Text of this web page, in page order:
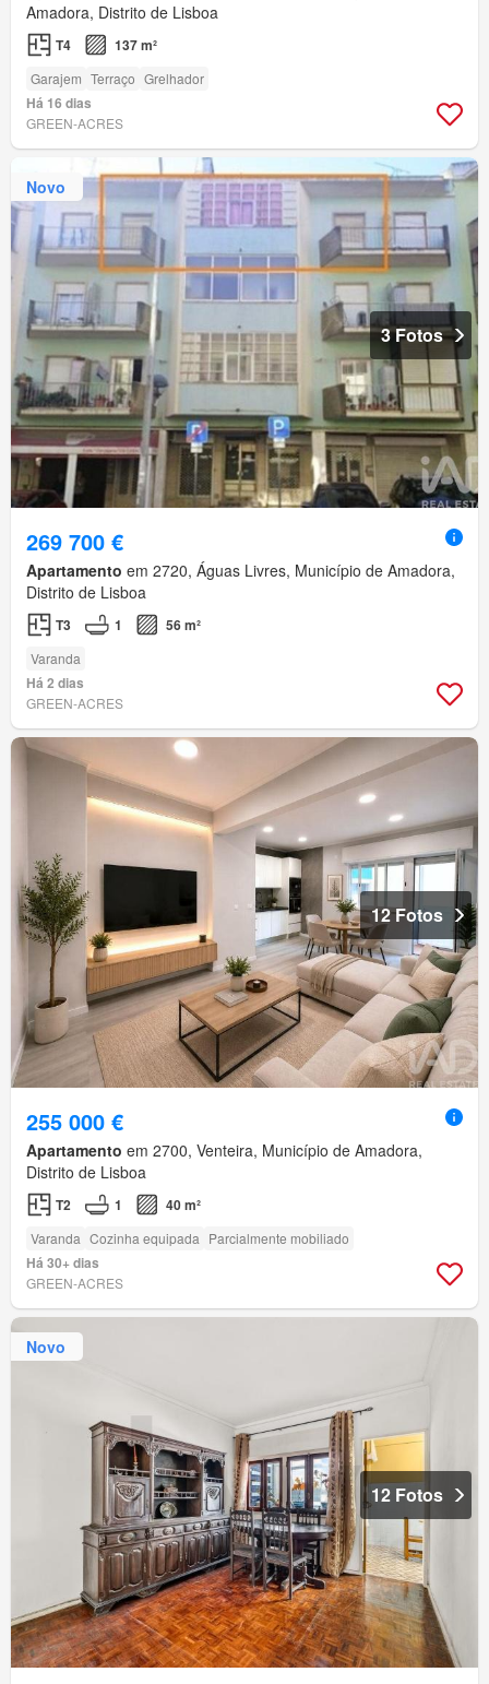
Amadora, Distrito de Lisboa
T4 137 m²
Garajem Terraço Grelhador
Há 16 dias
GREEN-ACRES
Novo
3 Fotos
269 700 €
Apartamento em 2720, Águas Livres, Município de Amadora,
Distrito de Lisboa
T3 1 56 m²
Varanda
Há 2 dias
GREEN-ACRES
12 Fotos
255 000 €
Apartamento em 2700, Venteira, Município de Amadora,
Distrito de Lisboa
T2 1 40 m²
Varanda Cozinha equipada Parcialmente mobiliado
Há 30+ dias
GREEN-ACRES
Novo
12 Fotos